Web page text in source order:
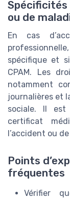
Spécificités
ou de
En cas
spécifique et
CPAM. Les
notamment
journalières et
sociale. Il
certificat
l’accident ou
Points
fréquentes
Vérifier